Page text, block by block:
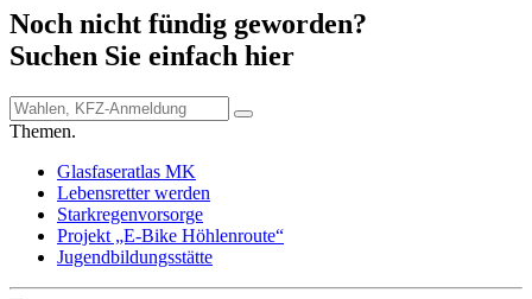
Noch nicht fündig geworden?
Suchen Sie einfach hier
Themen.
Glasfaseratlas MK
Lebensretter werden
Starkregenvorsorge
Projekt „E-Bike Höhlenroute“
Jugendbildungsstätte